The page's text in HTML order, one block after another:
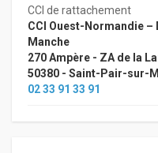
CCI de rattachement
CCI Ouest-Normandie –
Manche
270 Ampère - ZA de la
50380 - Saint-Pair-sur-
02 33 91 33 91